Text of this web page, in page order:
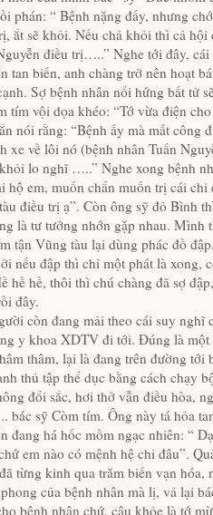
phán: “ Bệnh nặng đấy, nhưng
ắt sẽ khỏi. Nếu chả khỏi thì cả hội
điều trị…..” Nghe tới đây, cái
tan biến, anh chàng trở nên hoạt
Sợ bệnh nhân nổi hứng bất tử
tím vội dọa khéo: “Tớ vừa điện
nói rằng: “Bệnh ấy mà mất công
xe về lôi nó (bệnh nhân Tuấn
lo nghĩ …..” Nghe xong bệnh
hộ em, muốn chẩn muốn trị cái
điều trị ạ”. Còn ông sỹ đỏ Bình
là tư tưởng nhớn gặp nhau. Mình
tận Vũng tàu lại dùng phác đồ
nếu đập thì chỉ một phát là xong,
hề hề, thôi thì chú chàng đã sợ
đây.
còn đang mải theo cái suy
y khoa XDTV đi tới. Đúng là một
thâm, lại là đang trên đường
thủ tập thể dục bằng cách chạy
đổi sắc, hơi thở vẫn điều hòa,
bác sỹ Còm tím. Ông này tá hỏa
đang há hốc mồm ngạc nhiên: “
em nào có mệnh hệ chi đâu”.
từng kinh qua trăm biến vạn hóa,
của bệnh nhân mà lị, vả lại
bệnh nhân chứ, cậu khỏe là tớ